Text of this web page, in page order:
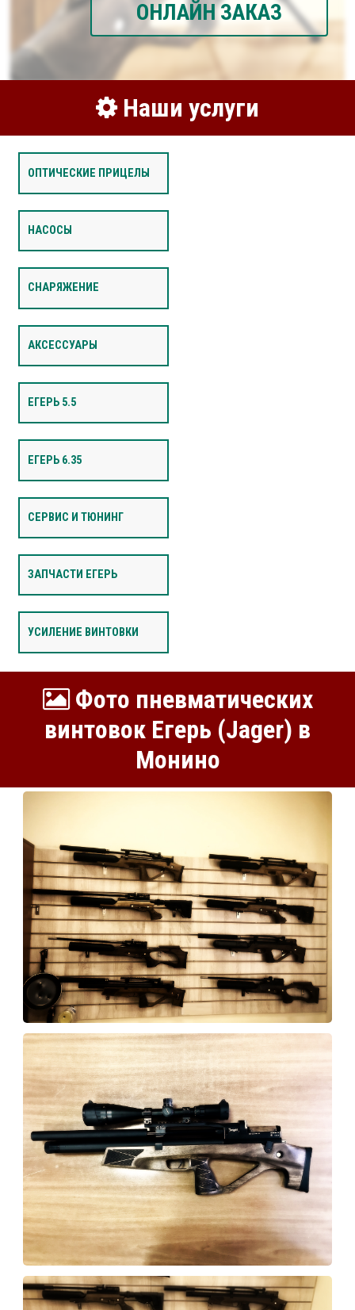
ОНЛАЙН ЗАКАЗ
Наши услуги
ОПТИЧЕСКИЕ ПРИЦЕЛЫ
НАСОСЫ
СНАРЯЖЕНИЕ
АКСЕССУАРЫ
ЕГЕРЬ 5.5
ЕГЕРЬ 6.35
СЕРВИС И ТЮНИНГ
ЗАПЧАСТИ ЕГЕРЬ
УСИЛЕНИЕ ВИНТОВКИ
Фото пневматических
винтовок Егерь (Jager) в
Монино